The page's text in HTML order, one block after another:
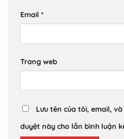
Email *
Trang web
Lưu tên của tôi, email,
duyệt này cho lần bình luận